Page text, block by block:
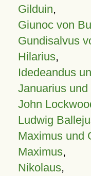
Gilduin,
Giunoc von
Gundisalvus
Hilarius,
Idedeandus
Januarius und
John
Ludwig
Maximus und
Maximus,
Nikolaus,